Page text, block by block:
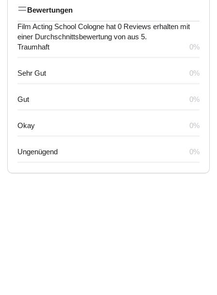
Bewertungen
Film Acting School Cologne hat 0 Reviews erhalten mit
einer Durchschnittsbewertung von aus 5.
Traumhaft
0%
Sehr Gut 0%
Gut 0%
Okay 0%
Ungenügend 0%